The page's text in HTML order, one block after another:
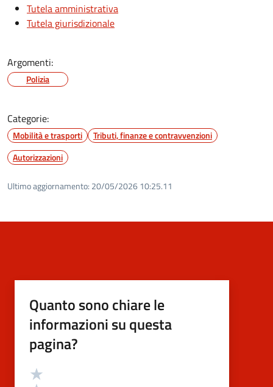
Tutela amministrativa
Tutela giurisdizionale
Argomenti:
Polizia
Categorie:
Mobilità e trasporti
Tributi, finanze e contravvenzioni
Autorizzazioni
Ultimo aggiornamento: 20/05/2026 10:25.11
Quanto sono chiare le
informazioni su questa
pagina?
Valutazione